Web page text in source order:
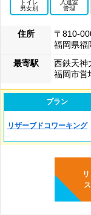
トイレ
男女別
入退室
管理
住所
〒810-
福岡県福
最寄駅
西鉄天神
福岡市営
プラン
リザーブドコワーキング